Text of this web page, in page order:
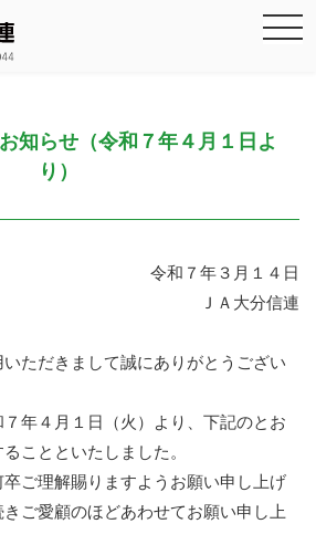
知らせ（令和７年４月１日よ
り）
令和７年３月１４日
ＪＡ大分信連
ただきまして誠にありがとうござい
年４月１日（火）より、下記のとお
ことといたしました。
ご理解賜りますようお願い申し上げ
ご愛顧のほどあわせてお願い申し上